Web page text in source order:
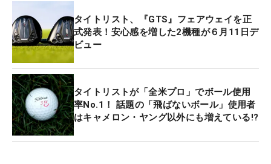
タイトリスト、『GTS』フェアウェイを正
式発表！安心感を増した2機種が６月11日デ
ビュー
タイトリストが「全米プロ」でボール使用
率No.1！ 話題の「飛ばないボール」使用者
はキャメロン・ヤング以外にも増えている!?